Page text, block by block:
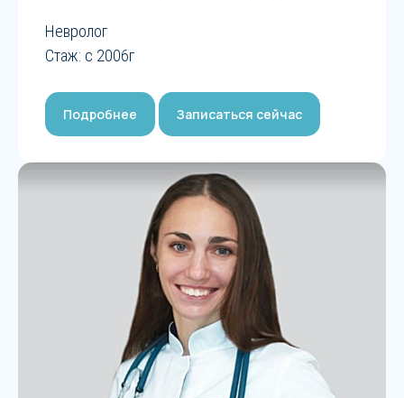
Невролог
Стаж: с 2006г
Подробнее Записаться сейчас